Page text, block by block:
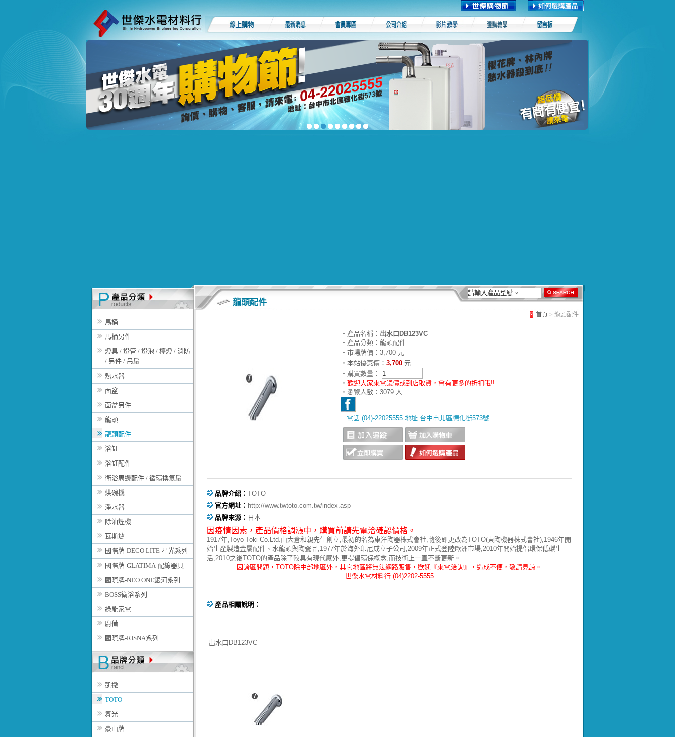
馬桶
馬桶另件
燈具 / 燈管 / 燈泡 / 檯燈 / 消防
/ 另件 / 吊扇
熱水器
面盆
面盆另件
龍頭
龍頭配件
浴缸
浴缸配件
衛浴周邊配件 / 循環換氣扇
烘碗機
淨水器
除油煙機
瓦斯爐
國際牌-DECO LITE-星光系列
國際牌-GLATIMA-配線器具
國際牌-NEO ONE銀河系列
BOSS衛浴系列
綠能家電
廚備
國際牌-RISNA系列
凱撒
TOTO
舞光
豪山牌
龍頭配件
首頁 > 龍頭配件
‧產品名稱： 出水口DB123VC
‧產品分類：龍頭配件
‧市場牌價：3,700 元
‧本站優惠價： 3,700 元
‧購買數量：
‧ 歡迎大家來電議價或到店取貨，會有更多的折扣哦!!
‧瀏覽人數：3079 人
電話:(04)-22025555 地址:台中市北區德化街573號
品牌介紹： TOTO
官方網址： http://www.twtoto.com.tw/index.asp
品牌來源： 日本
因疫情因素， 產品價格調漲中，購買前請先電洽確認價格。
1917年,Toyo Toki Co.Ltd.由大倉和親先生創立,最初的名為東洋陶器株式會社,隨後即更改為TOTO(東陶機器株式會社),1946年開
始生產製造金屬配件、水龍頭與陶瓷品,1977年於海外印尼成立子公司,2009年正式登陸歐洲市場,2010年開始提倡環保低碳生
活,2010之後TOTO的產品除了較具有現代感外,更提倡環保概念,而技術上一直不斷更新。
因誇區問題，TOTO除中部地區外，其它地區將無法網路販售，歡迎『來電洽詢』，造成不便，敬請見諒。
世傑水電材料行 (04)2202-5555
產品相關說明：
出水口DB123VC